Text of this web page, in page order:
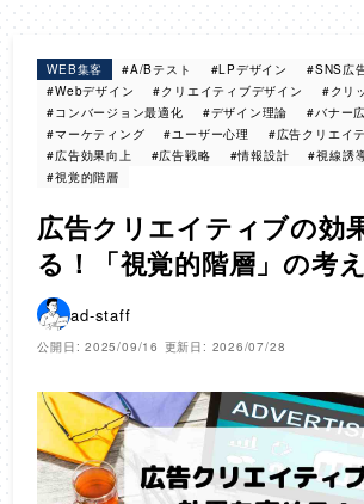
WEB集客 #A/Bテスト #LPデザイン #SNS広
#Webデザイン
#クリエイティブデザイン
#クリ
#コンバージョン最適化
#デザイン理論
#バナー
#マーケティング
#ユーザー心理
#広告クリエイ
#広告効果向上
#広告戦略 #情報設計 #視線誘
#視覚的階層
広告クリエイティブの効
る！「視覚的階層」の考
ad-staff
公開日: 2025/09/16 更新日: 2026/07/28